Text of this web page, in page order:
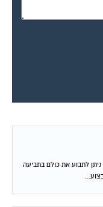
ועד, האם ניתן לתבוע את כולם בתביעה